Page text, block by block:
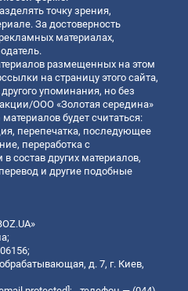
точку зрения,
За достоверность
материалах,
размещенных на этом
на страницу этого сайта,
упоминания, но без
ООО «Золотая середина»
будет считаться:
перепечатка, последующее
переработка с
состав других материалов,
и другие подобные
д. 7, г. Киев,